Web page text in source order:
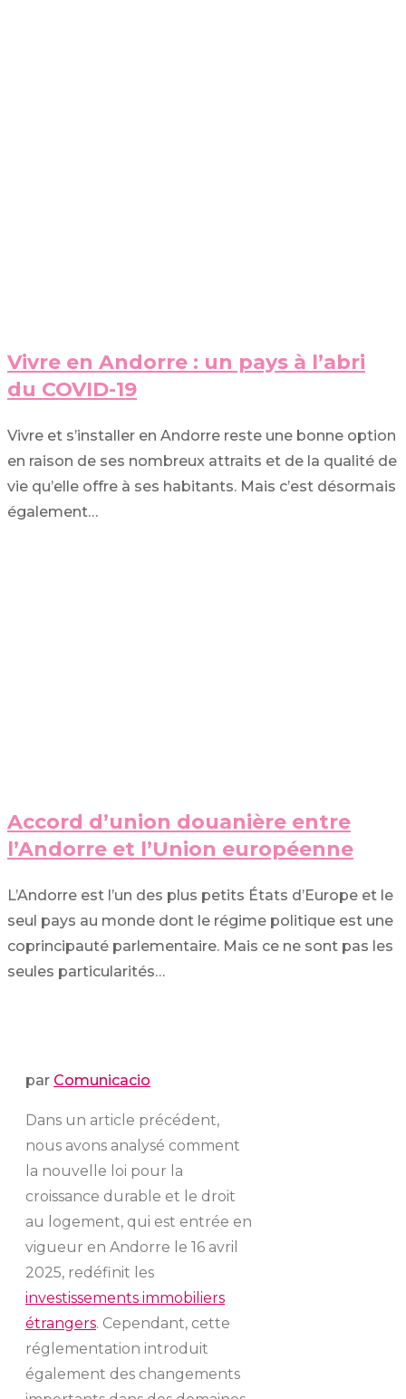
Vivre en Andorre : un pays à l’abri
du COVID-19
Vivre et s’installer en Andorre reste une bonne option
en raison de ses nombreux attraits et de la qualité de
vie qu’elle offre à ses habitants. Mais c’est désormais
également…
Accord d’union douanière entre
l’Andorre et l’Union européenne
L’Andorre est l’un des plus petits États d’Europe et le
seul pays au monde dont le régime politique est une
coprincipauté parlementaire. Mais ce ne sont pas les
seules particularités…
par Comunicacio
Dans un article précédent,
nous avons analysé comment
la nouvelle loi pour la
croissance durable et le droit
au logement, qui est entrée en
vigueur en Andorre le 16 avril
2025, redéfinit les
investissements immobiliers
étrangers. Cependant, cette
réglementation introduit
également des changements